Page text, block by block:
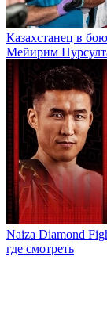
Казахстанец в
Мейирим
Naiza Diamond
где смотреть